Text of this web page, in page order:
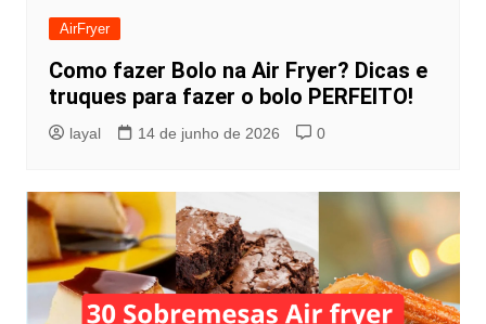
AirFryer
Como fazer Bolo na Air Fryer? Dicas e
truques para fazer o bolo PERFEITO!
layal 14 de junho de 2026 0